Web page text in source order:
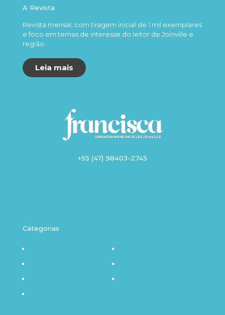
A Revista
Revista mensal, com tiragem inicial de 1 mil exemplares
e foco em temas de interesse do leitor de Joinville e
região.
Leia mais
+55 (47) 98403-2745
Categorias